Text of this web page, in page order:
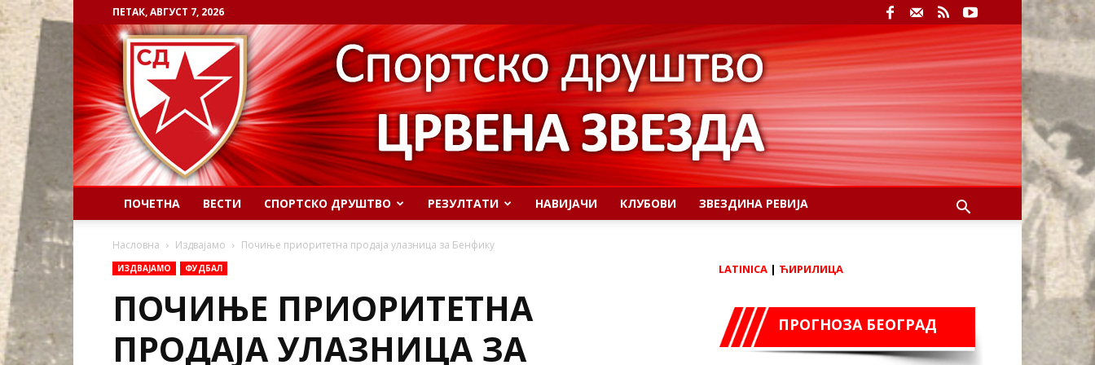
ПЕТАК, АВГУСТ 7, 2026
ПОЧЕТНА ВЕСТИ СПОРТСКО ДРУШТВО РЕЗУЛТАТИ НАВИЈАЧИ КЛУБОВИ ЗВЕЗДИНА РЕВИЈА
Насловна Издвајамо Почиње приоритетна продаја улазница за Бенфику
ИЗДВАЈАМО ФУДБАЛ
ПОЧИЊЕ ПРИОРИТЕТНА
ПРОДАЈА УЛАЗНИЦА ЗА
LATINICA | ЋИРИЛИЦА
ПРОГНОЗА БЕОГРАД